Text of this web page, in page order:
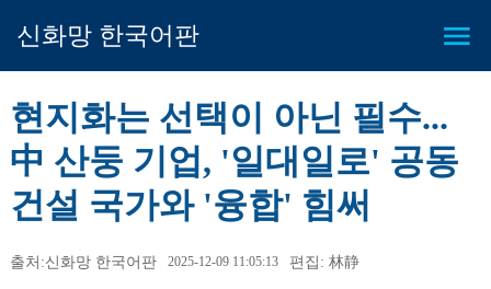
신화망 한국어판
현지화는 선택이 아닌 필수...
中 산둥 기업, '일대일로' 공동
건설 국가와 '융합' 힘써
출처:신화망 한국어판 2025-12-09 11:05:13 편집: 林静